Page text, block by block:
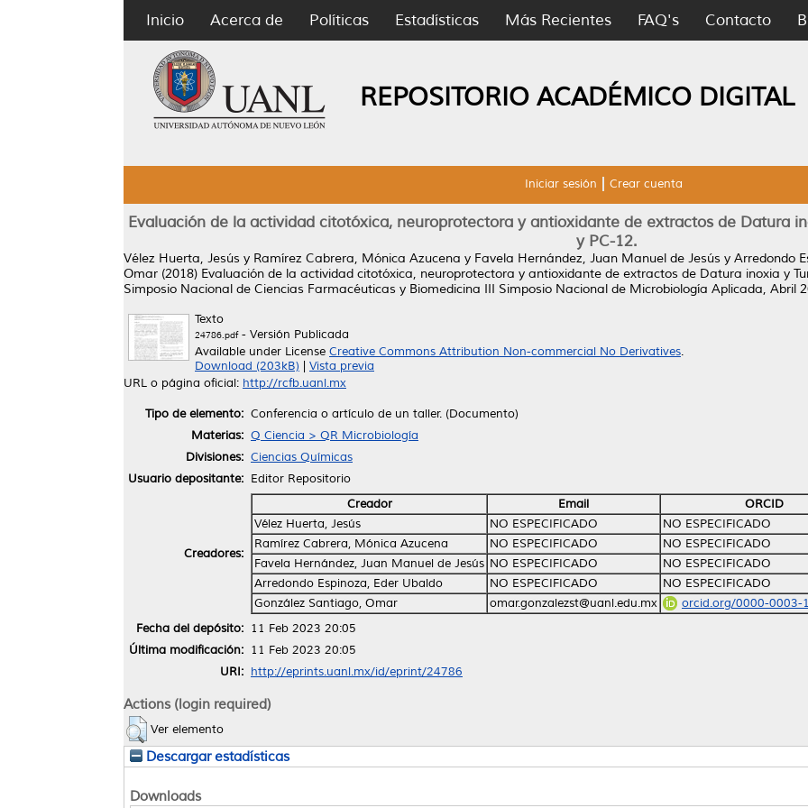
Inicio Acerca de Políticas Estadísticas Más Recientes FAQ's Contacto
REPOSITORIO ACADÉMICO DIGITAL
Iniciar sesión Crear cuenta
Evaluación de la actividad citotóxica, neuroprotectora y antioxidante de extractos de Datura
y PC-12.
Vélez Huerta, Jesús y Ramírez Cabrera, Mónica Azucena y Favela Hernández, Juan Manuel de Jesús y Arredondo
Omar (2018) Evaluación de la actividad citotóxica, neuroprotectora y antioxidante de extractos de Datura inoxia y
Simposio Nacional de Ciencias Farmacéuticas y Biomedicina III Simposio Nacional de Microbiología Aplicada, Abril
Texto
24786.pdf- Versión Publicada
Available under License Creative Commons Attribution Non-commercial No Derivatives.
Download (203kB)
Vista previa
URL o página oficial: http://rcfb.uanl.mx
Tipo de elemento: Conferencia o artículo de un taller. (Documento)
Materias: Q Ciencia > QR Microbiología
Divisiones: Ciencias Químicas
Usuario depositante: Editor Repositorio
Creadores:
Creador Email
ORCID
Vélez Huerta, Jesús
NO ESPECIFICADO
NO ESPECIFICADO
Ramírez Cabrera, Mónica Azucena
NO ESPECIFICADO
NO ESPECIFICADO
Favela Hernández, Juan Manuel de Jesús NO ESPECIFICADO
NO ESPECIFICADO
Arredondo Espinoza, Eder Ubaldo
NO ESPECIFICADO
NO ESPECIFICADO
González Santiago, Omar
omar.gonzalezst@uanl.edu.mx
orcid.org/0000-0003-
Fecha del depósito: 11 Feb 2023 20:05
Última modificación: 11 Feb 2023 20:05
URI: http://eprints.uanl.mx/id/eprint/24786
Actions (login required)
Ver elemento
Descargar estadísticas
Downloads